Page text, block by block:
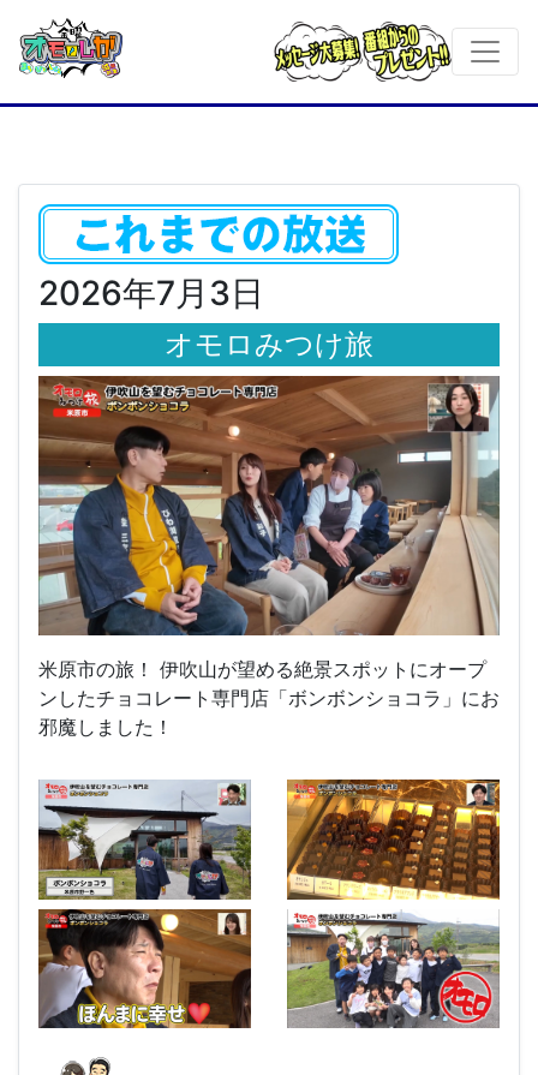
2026年7月3日
オモロみつけ旅
米原市の旅！ 伊吹山が望める絶景スポットにオープ
ンしたチョコレート専門店「ボンボンショコラ」にお
邪魔しました！